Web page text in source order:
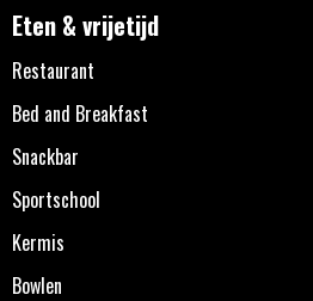
Eten & vrijetijd
Restaurant
Bed and Breakfast
Snackbar
Sportschool
Kermis
Bowlen